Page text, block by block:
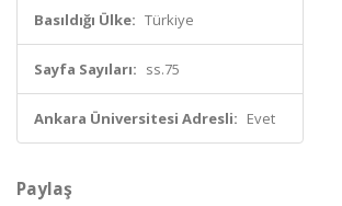
Basıldığı Ülke: Türkiye
Sayfa Sayıları: ss.75
Ankara Üniversitesi Adresli: Evet
Paylaş